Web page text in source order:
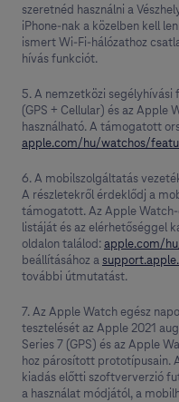
szeretnéd használni a
iPhone-nak a közelben kell
ismert Wi‑Fi-hálózathoz
hívás funkciót.
5. A nemzetközi segélyhívási
(GPS + Cellular) és az Apple
használható. A támogatott
apple.com/hu/watchos/
6. A mobilszolgáltatás
A részletekről érdeklődj a
támogatott. Az Apple
listáját és az elérhetőséggel
oldalon találod: apple.com/
beállításához a
további útmutatást.
7. Az Apple Watch egész
tesztelését az Apple 2021
Series 7 (GPS) és az Apple
hoz párosított prototípusain.
kiadás előtti szoftververzió
a használat módjától, a